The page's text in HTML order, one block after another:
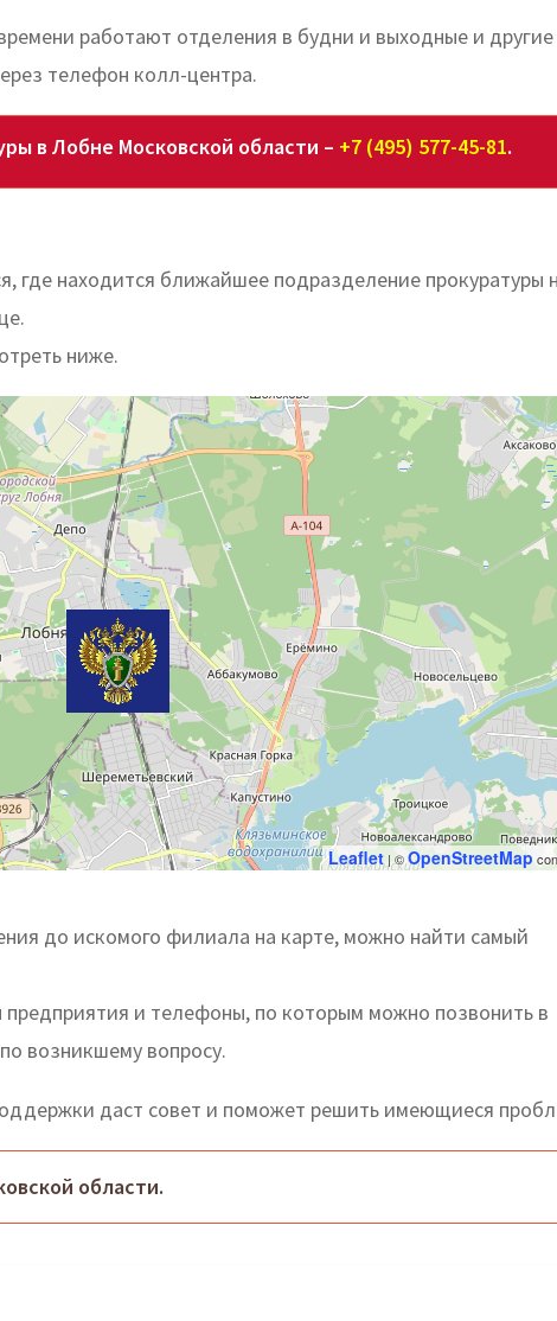
работают отделения в будни и выходные и другие
телефон колл-центра.
в Лобне Московской области – +7 (495) 577-45-81.
где находится ближайшее подразделение прокуратуры
ниже.
Leaflet| ©OpenStreetMap
до искомого филиала на карте, можно найти самый
и телефоны, по которым можно позвонить в
возникшему вопросу.
даст совет и поможет решить имеющиеся
области.